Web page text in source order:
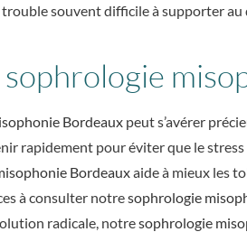
souvent difficile à supporter au
Bordeaux peut s’avérer
rapidement pour éviter que le stress
Bordeauxaide à mieux les
à consulter notresophrologie
radicale, notresophrologie